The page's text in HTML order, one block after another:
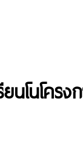
โนโคร